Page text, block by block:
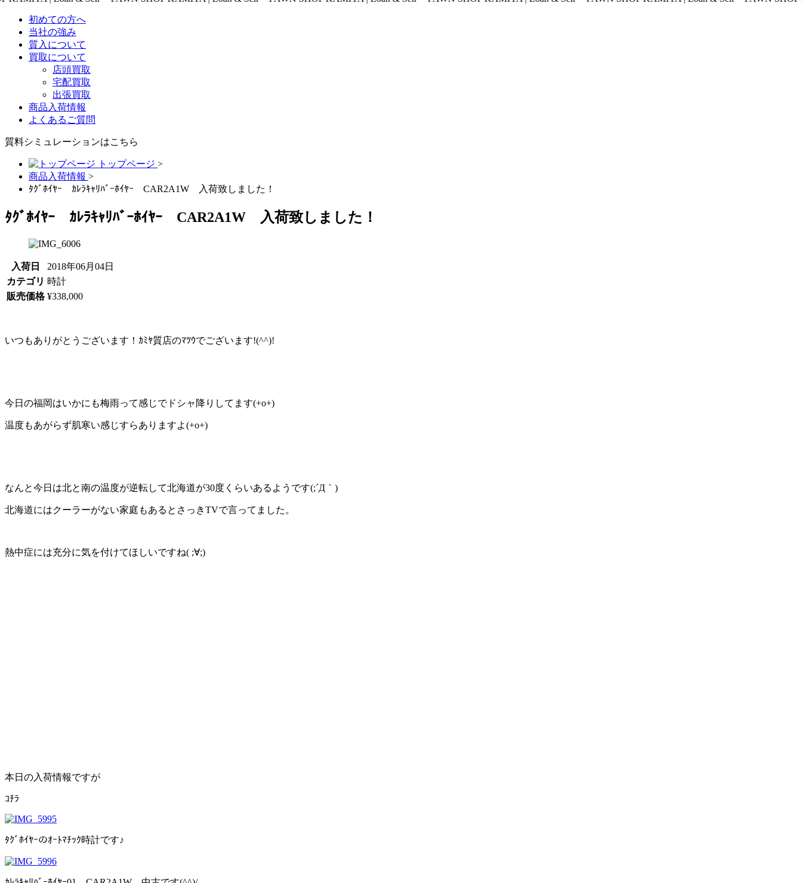
初めての方へ
当社の強み
質入について
買取について
店頭買取
宅配買取
出張買取
商品入荷情報
よくあるご質問
質料シミュレーションはこちら
トップページ >
商品入荷情報 >
ﾀｸﾞﾎｲﾔｰ ｶﾚﾗｷｬﾘﾊﾞｰﾎｲﾔｰ CAR2A1W 入荷致しました！
ﾀｸﾞﾎｲﾔｰ ｶﾚﾗｷｬﾘﾊﾞｰﾎｲﾔｰ CAR2A1W 入荷致しました！
入荷日
2018年06月04日
カテゴリ 時計
販売価格 ¥338,000
いつもありがとうございます！ｶﾐﾔ質店のﾏﾂｳでございます!(^^)!
今日の福岡はいかにも梅雨って感じでドシャ降りしてます(+o+)
温度もあがらず肌寒い感じすらありますよ(+o+)
なんと今日は北と南の温度が逆転して北海道が30度くらいあるようです(;´Д｀)
北海道にはクーラーがない家庭もあるとさっきTVで言ってました。
熱中症には充分に気を付けてほしいですね( ;∀;)
本日の入荷情報ですが
ｺﾁﾗ
ﾀｸﾞﾎｲﾔｰのｵｰﾄﾏﾁｯｸ時計です♪